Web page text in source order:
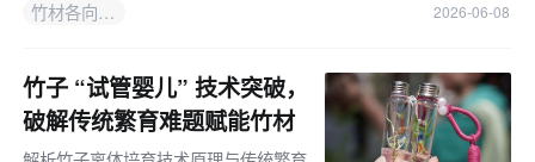
竹材各向异性
2026-06-08
竹子 “试管婴儿” 技术突破，
破解传统繁育难题赋能竹材
产业